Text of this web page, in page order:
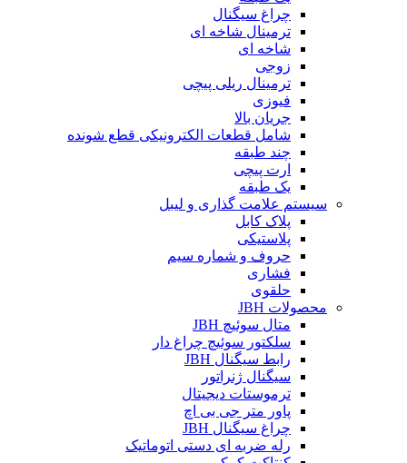
چراغ سیگنال
ترمینال شاخه ای
شاخه ای
زوجی
ترمینال ریلی پیچی
فیوزی
جریان بالا
شامل قطعات الکترونیکی قطع شونده
چند طبقه
ارت پیچی
یک طبقه
سیستم علامت گذاری و لیبل
پلاک کابل
پلاستیکی
حروف و شماره سیم
فشاری
حلقوی
محصولات JBH
متال سوئیچ JBH
سلکتور سوئیچ چراغ دار
رابط سیگنال JBH
سیگنال ژنراتور
ترموستات دیجیتال
پاور متر جی بی اچ
چراغ سیگنال JBH
رله ضربه ای دستی اتوماتیک